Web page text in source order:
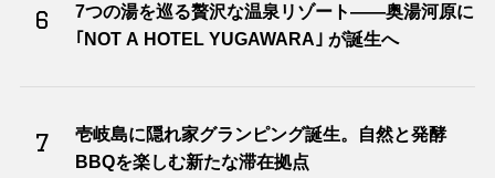
6
7つの湯を巡る贅沢な温泉リゾート――奥湯河原に
｢NOT A HOTEL YUGAWARA｣ が誕生へ
7
壱岐島に隠れ家グランピング誕生。自然と発酵
BBQを楽しむ新たな滞在拠点